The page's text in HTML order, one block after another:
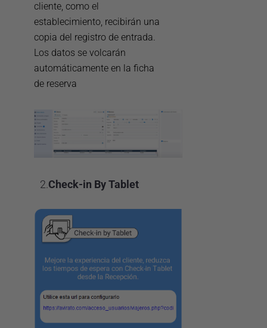
cliente, como el
establecimiento, recibirán una
copia del registro de entrada.
Los datos se volcarán
automáticamente en la ficha
de reserva
2. Check-in By Tablet